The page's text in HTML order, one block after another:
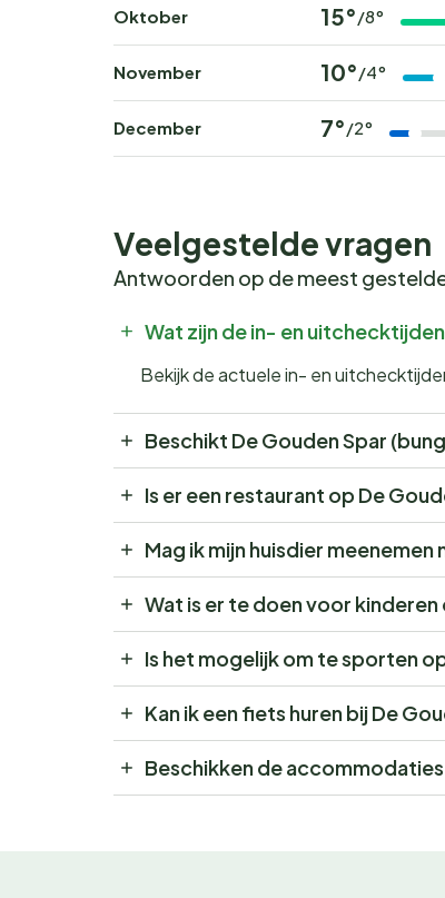
Oktober 15°/8°
November 10°/4°
December 7°/2°
Veelgestelde vragen
Antwoorden op de meest
Wat zijn de in- en
Bekijk de actuele in- en
Beschikt De Gouden Spar
Is er een restaurant op De
Mag ik mijn huisdier
Wat is er te doen voor
Is het mogelijk om te sporten
Kan ik een fiets huren bij De
Beschikken de